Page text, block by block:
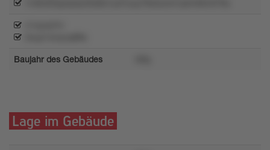
Baujahr des Gebäudes
Lage im Gebäude